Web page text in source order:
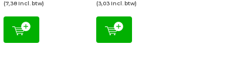
(7,38 Incl. btw) (3,03 Incl. btw)